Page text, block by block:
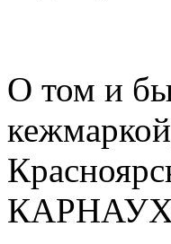
О том и